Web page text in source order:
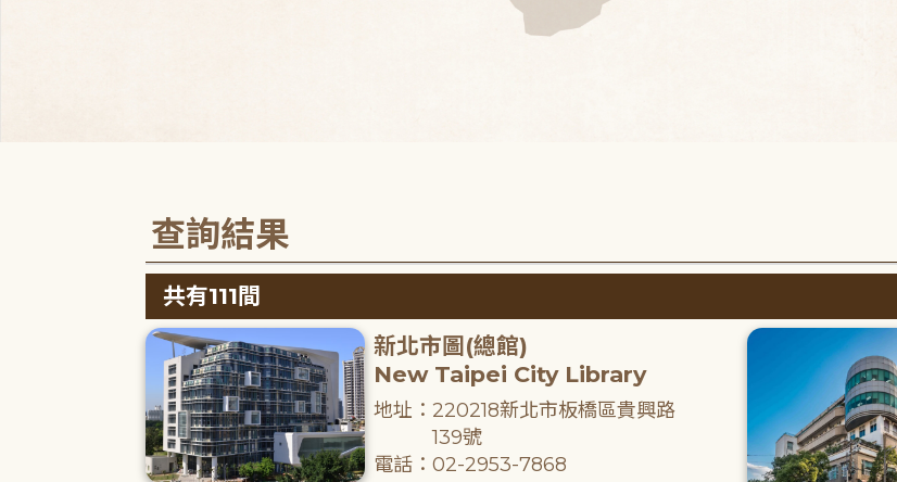
查詢結果
共有111間
新北市圖(總館)
New Taipei City Library
地址：220218新北市板橋區貴興路
139號
電話：02-2953-7868